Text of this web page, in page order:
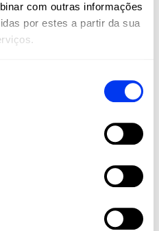
com outras informações
por estes a partir da sua
roupa e acessórios
o seu jogo e
da sua jornada
e viva o padel e